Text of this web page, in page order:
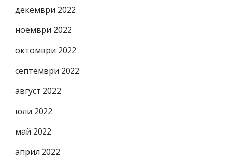
декември 2022
ноември 2022
октомври 2022
септември 2022
август 2022
юли 2022
май 2022
април 2022